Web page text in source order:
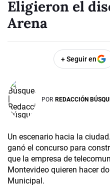
Eligieron el
Arena
+ Seguir en
POR REDACCIÓN
Un escenario hacia la
ganó el concurso para
que la empresa de
Montevideo quieren hacer
Municipal.